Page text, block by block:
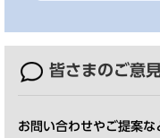
皆さまのご意
お問い合わせやご提案